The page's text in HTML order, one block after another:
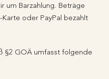
um Barzahlung. Beträge
Karte oder PayPal bezahlt
§2 GOÄ umfasst folgende